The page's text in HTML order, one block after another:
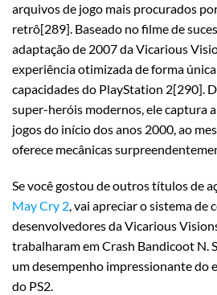
arquivos de jogo mais procurados
retrô[289]. Baseado no filme de
adaptação de 2007 da Vicarious
experiência otimizada de forma
capacidades do PlayStation 2[290].
super-heróis modernos, ele captura
jogos do início dos anos 2000, ao
oferece mecânicas
Se você gostou de outros títulos de
May Cry 2, vai apreciar o sistema de
desenvolvedores da Vicarious
trabalharam em Crash Bandicoot N.
um desempenho impressionante do
do PS2.